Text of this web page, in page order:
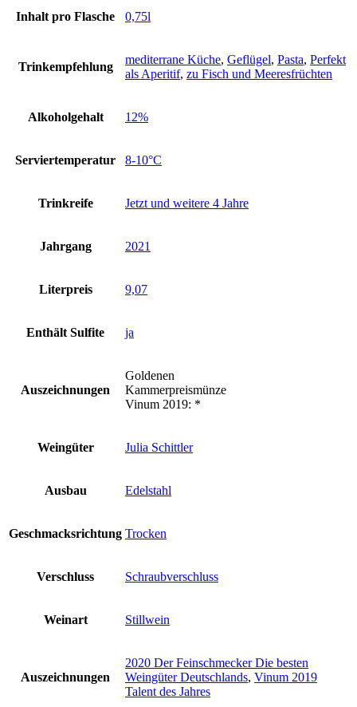
Inhalt pro Flasche 0,75l
Trinkempfehlung
mediterrane Küche, Geflügel, Pasta, Perfekt
als Aperitif, zu Fisch und Meeresfrüchten
Alkoholgehalt 12%
Serviertemperatur 8-10°C
Trinkreife Jetzt und weitere 4 Jahre
Jahrgang 2021
Literpreis 9,07
Enthält Sulfite ja
Auszeichnungen
Goldenen
Kammerpreismünze
Vinum 2019: *
Weingüter Julia Schittler
Ausbau Edelstahl
Geschmacksrichtung Trocken
Verschluss Schraubverschluss
Weinart Stillwein
Auszeichnungen
2020 Der Feinschmecker Die besten
Weingüter Deutschlands, Vinum 2019
Talent des Jahres